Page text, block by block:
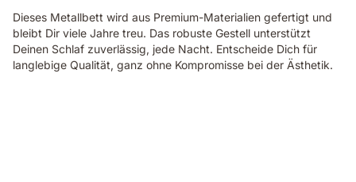
Dieses Metallbett wird aus Premium-Materialien gefertigt und
bleibt Dir viele Jahre treu. Das robuste Gestell unterstützt
Deinen Schlaf zuverlässig, jede Nacht. Entscheide Dich für
langlebige Qualität, ganz ohne Kompromisse bei der Ästhetik.